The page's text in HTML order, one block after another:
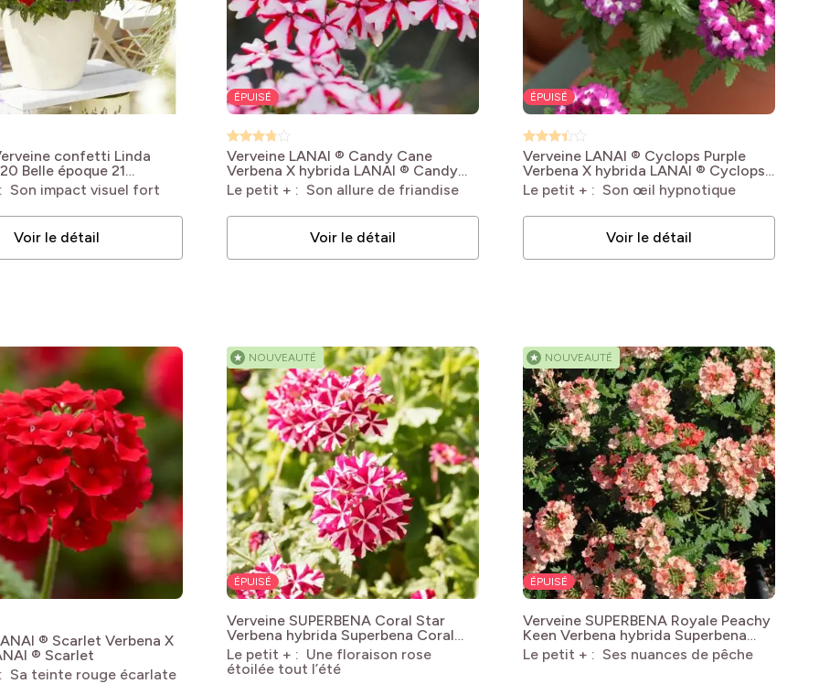
confetti Linda
Belle époque 21
hybrida
Son impact visuel fort
Voir le détail
ÉPUISÉ
Verveine LANAI ® Candy Cane
Verbena X hybrida LANAI ® Candy
Cane
Le petit + : Son allure de friandise
Voir le détail
ÉPUISÉ
Verveine LANAI ® Cyclops Purple
Verbena X hybrida LANAI ® Cyclops
Purple
Le petit + : Son œil hypnotique
Voir le détail
® Scarlet Verbena X
® Scarlet
Sa teinte rouge écarlate
★ NOUVEAUTÉ
ÉPUISÉ
Verveine SUPERBENA Coral Star
Verbena hybrida Superbena Coral
Star
Le petit + : Une floraison rose
étoilée tout l’été
★ NOUVEAUTÉ
ÉPUISÉ
Verveine SUPERBENA Royale Peachy
Keen Verbena hybrida Superbena
Royale Peachy Keen
Le petit + : Ses nuances de pêche